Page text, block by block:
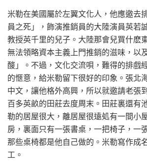
米勒在美國屬於左翼文化人，他應邀去
員之死」，飾演推銷員的大陸演員英若
教授英千里的兒子。大陸那會兒買什麽
無法領略資本主義上門推銷的滋味，以
酸」。不過，文化交流唄，難得的排戲
的愜意，給米勒留下很好的印象。張北
中文，讓他格外高興，所以就邀請老張
百多英畝的田莊去度周末。田莊裏還有
勒的居屋很大，離居屋很遠処有一間小
房，裏面只有一張書桌，一把椅子，一
那些桌椅都是他自己做的。米勒寫作成
工。